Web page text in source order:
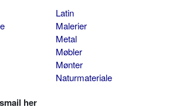
Latin
Malerier
Metal
Møbler
Mønter
Naturmateriale
her